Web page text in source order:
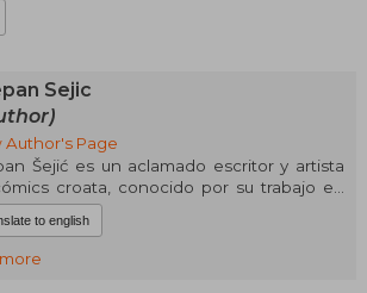
Sejic
Author's Page
Šejić es un aclamado escritor y artista
croata, conocido por su trabajo en
y The Darkness para Top Cow, y por
como Sunstone, Harleen, Rat Queens,
Vigil y Aquaman para DC. Comenzó como
to english